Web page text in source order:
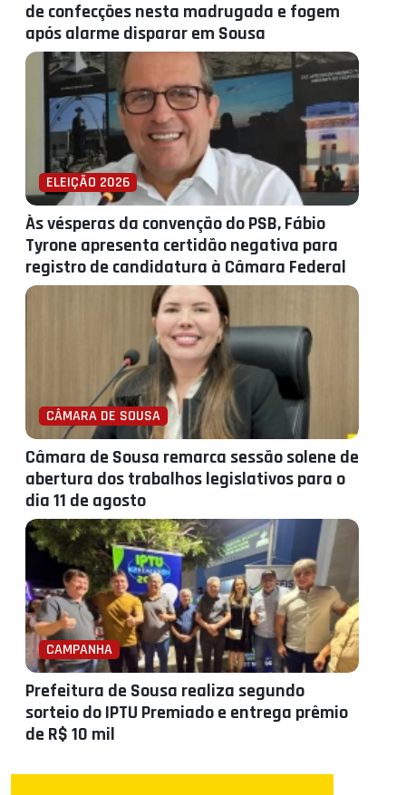
de confecções nesta madrugada e fogem
após alarme disparar em Sousa
ELEIÇÃO 2026
Às vésperas da convenção do PSB, Fábio
Tyrone apresenta certidão negativa para
registro de candidatura à Câmara Federal
CÂMARA DE SOUSA
Câmara de Sousa remarca sessão solene de
abertura dos trabalhos legislativos para o
dia 11 de agosto
CAMPANHA
Prefeitura de Sousa realiza segundo
sorteio do IPTU Premiado e entrega prêmio
de R$ 10 mil